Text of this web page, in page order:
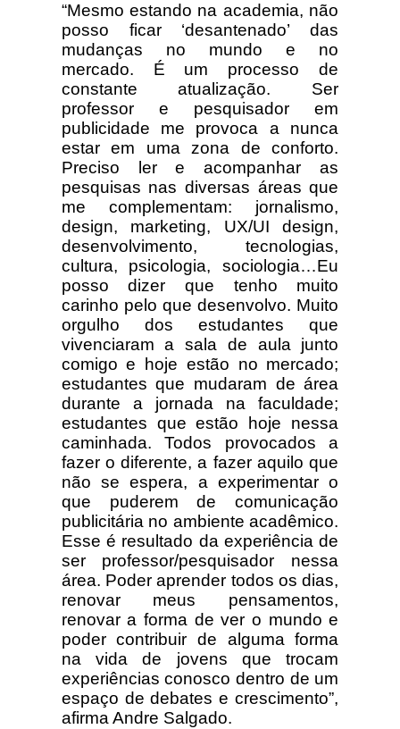
“Mesmo estando na academia, não
posso ficar ‘desantenado’ das
mudanças no mundo e no
mercado. É um processo de
constante atualização. Ser
professor e pesquisador em
publicidade me provoca a nunca
estar em uma zona de conforto.
Preciso ler e acompanhar as
pesquisas nas diversas áreas que
me complementam: jornalismo,
design, marketing, UX/UI design,
desenvolvimento, tecnologias,
cultura, psicologia, sociologia…Eu
posso dizer que tenho muito
carinho pelo que desenvolvo. Muito
orgulho dos estudantes que
vivenciaram a sala de aula junto
comigo e hoje estão no mercado;
estudantes que mudaram de área
durante a jornada na faculdade;
estudantes que estão hoje nessa
caminhada. Todos provocados a
fazer o diferente, a fazer aquilo que
não se espera, a experimentar o
que puderem de comunicação
publicitária no ambiente acadêmico.
Esse é resultado da experiência de
ser professor/pesquisador nessa
área. Poder aprender todos os dias,
renovar meus pensamentos,
renovar a forma de ver o mundo e
poder contribuir de alguma forma
na vida de jovens que trocam
experiências conosco dentro de um
espaço de debates e crescimento”,
afirma Andre Salgado.